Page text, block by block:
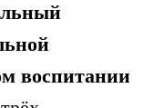
воспитании